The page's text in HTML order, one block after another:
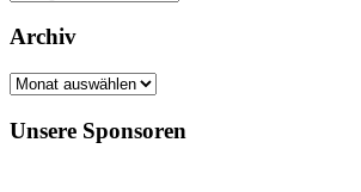
Archiv
Archiv
Unsere Sponsoren